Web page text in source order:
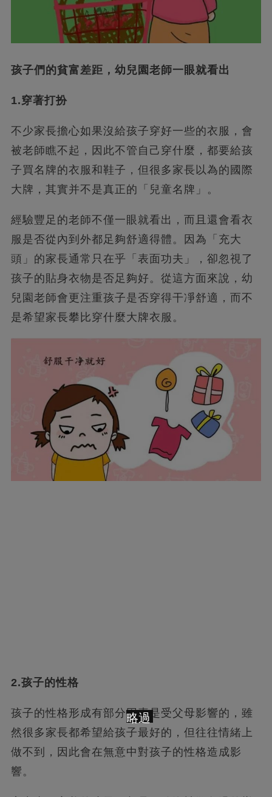
孩子們的貧富差距，幼兒園老師一眼就看出
1.穿著打扮
不少家長擔心如果沒給孩子穿好一些的衣服，會
被老師瞧不起，因此不管自己穿什麼，都要給孩
子買名牌的衣服和鞋子，但很多家長以為的國際
大牌，其實并不是真正的「兒童名牌」。
經驗豐足的老師不僅一眼就看出，而且還會看衣
服是否從內到外都足夠舒適得體。因為「充大
頭」的家長通常只在乎「表面功夫」，卻忽視了
孩子的貼身衣物是否足夠好。從這方面來說，幼
兒園老師會更注重孩子是否穿得干凈舒適，而不
是希望家長攀比穿什麼大牌衣服。
2.孩子的性格
孩子的性格形成有部分因素是受父母影響的，雖
然很多家長都希望給孩子最好的，但往往情緒上
做不到，因此會在無意中對孩子的性格造成影
響。
略過